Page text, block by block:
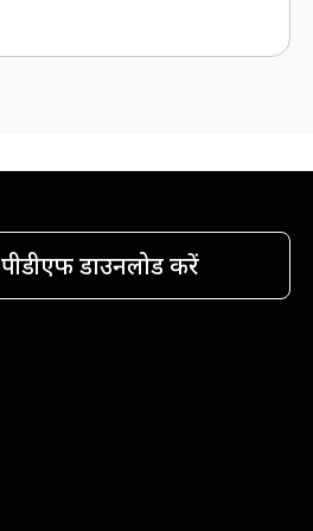
पीडीएफ डाउनलोड करें